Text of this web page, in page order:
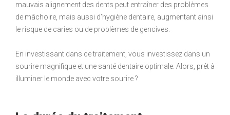
mauvais alignement des dents peut entraîner des problèmes
de mâchoire, mais aussi d’hygiène dentaire, augmentant ainsi
le risque de caries ou de problèmes de gencives.
En investissant dans ce traitement, vous investissez dans un
sourire magnifique et une santé dentaire optimale. Alors, prêt à
illuminer le monde avec votre sourire ?